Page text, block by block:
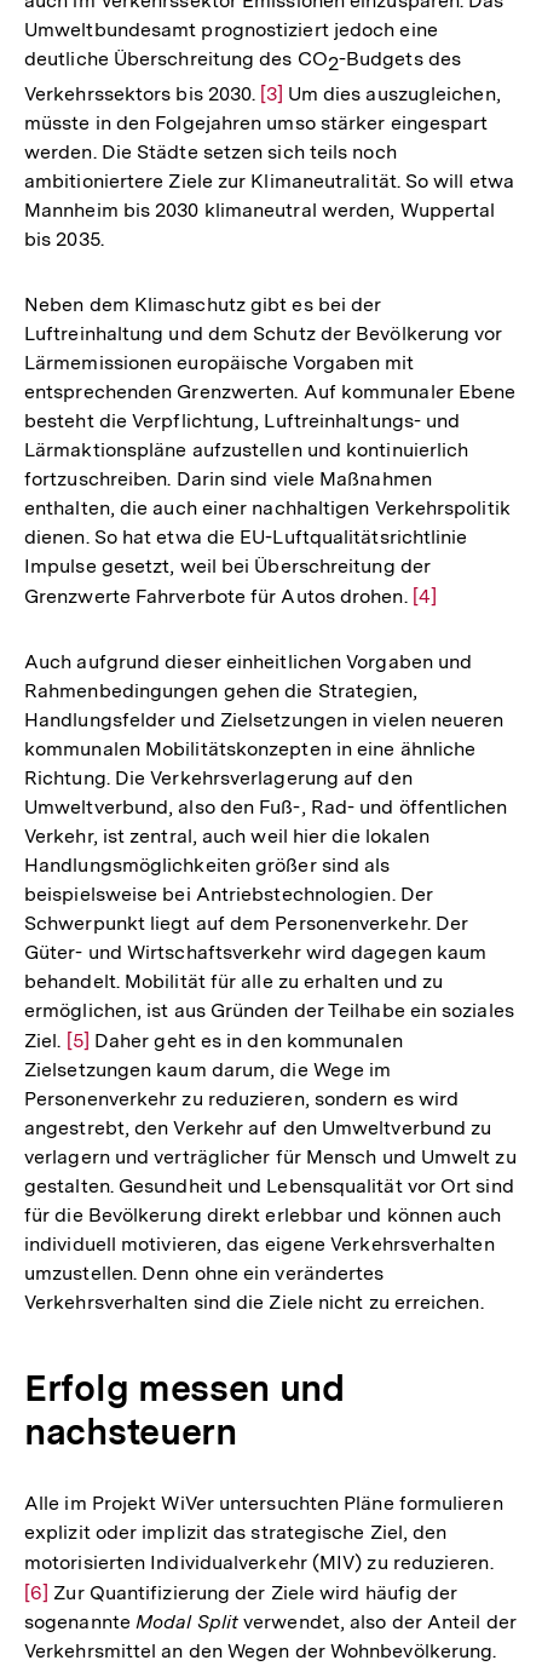
Umweltbundesamt prognostiziert jedoch eine
deutliche Überschreitung des CO2-Budgets des
Verkehrssektors bis 2030. Zur
Auflösung
der
Fußnote
[3] Um dies auszugleichen,
müsste in den Folgejahren umso stärker eingespart
werden. Die Städte setzen sich teils noch
ambitioniertere Ziele zur Klimaneutralität. So will etwa
Mannheim bis 2030 klimaneutral werden, Wuppertal
bis 2035.
Neben dem Klimaschutz gibt es bei der
Luftreinhaltung und dem Schutz der Bevölkerung vor
Lärmemissionen europäische Vorgaben mit
entsprechenden Grenzwerten. Auf kommunaler Ebene
besteht die Verpflichtung, Luftreinhaltungs- und
Lärmaktionspläne aufzustellen und kontinuierlich
fortzuschreiben. Darin sind viele Maßnahmen
enthalten, die auch einer nachhaltigen Verkehrspolitik
dienen. So hat etwa die EU-Luftqualitätsrichtlinie
Impulse gesetzt, weil bei Überschreitung der
Grenzwerte Fahrverbote für Autos drohen. Zur
der
Fußnote
[4]
Auch aufgrund dieser einheitlichen Vorgaben und
Rahmenbedingungen gehen die Strategien,
Handlungsfelder und Zielsetzungen in vielen neueren
kommunalen Mobilitätskonzepten in eine ähnliche
Richtung. Die Verkehrsverlagerung auf den
Umweltverbund, also den Fuß-, Rad- und öffentlichen
Verkehr, ist zentral, auch weil hier die lokalen
Handlungsmöglichkeiten größer sind als
beispielsweise bei Antriebstechnologien. Der
Schwerpunkt liegt auf dem Personenverkehr. Der
Güter- und Wirtschaftsverkehr wird dagegen kaum
behandelt. Mobilität für alle zu erhalten und zu
ermöglichen, ist aus Gründen der Teilhabe ein soziales
Ziel. Zur
Auflösung
der
Fußnote
[5] Daher geht es in den kommunalen
Zielsetzungen kaum darum, die Wege im
Personenverkehr zu reduzieren, sondern es wird
angestrebt, den Verkehr auf den Umweltverbund zu
verlagern und verträglicher für Mensch und Umwelt zu
gestalten. Gesundheit und Lebensqualität vor Ort sind
für die Bevölkerung direkt erlebbar und können auch
individuell motivieren, das eigene Verkehrsverhalten
umzustellen. Denn ohne ein verändertes
Verkehrsverhalten sind die Ziele nicht zu erreichen.
Erfolg messen und
nachsteuern
Alle im Projekt WiVer untersuchten Pläne formulieren
explizit oder implizit das strategische Ziel, den
motorisierten Individualverkehr (MIV) zu reduzieren.Zur
der
[6] Zur Quantifizierung der Ziele wird häufig der
sogenannte Modal Split verwendet, also der Anteil der
Verkehrsmittel an den Wegen der Wohnbevölkerung.